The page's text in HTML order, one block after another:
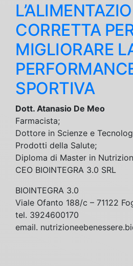
CORRETTA
MIGLIORARE
SPORTIVA
Dott. Atanasio De Meo
Farmacista;
Dottore in Scienze e
Prodotti della Salute;
Diploma di Master in
CEO BIOINTEGRA 3.0 SRL
BIOINTEGRA 3.0
Viale Ofanto 188/c – 71122
tel. 3924600170
email.